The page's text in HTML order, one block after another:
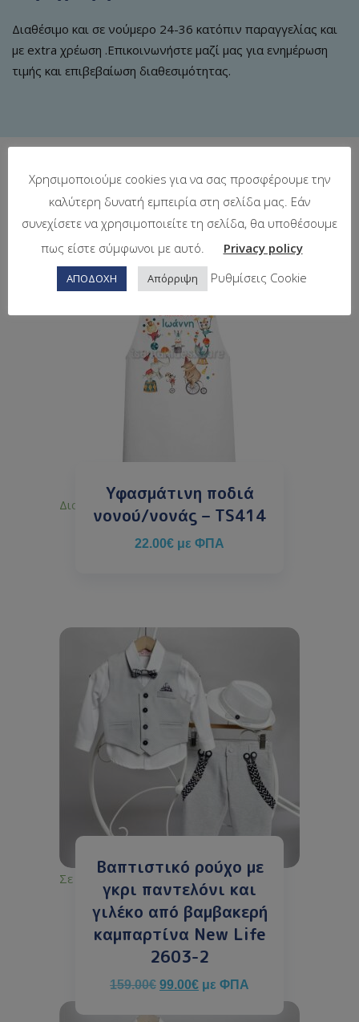
Διαθέσιμο και σε νούμερο 24-36 κατόπιν παραγγελίας και
με extra χρέωση .Επικοινωνήστε μαζί μας για ενημέρωση
τιμής και επιβεβαίωση διαθεσιμότητας.
Σχετικά προϊόντα
Υφασμάτινη ποδιά
νονού/νονάς – TS414
22.00€ με ΦΠΑ
Διαθέσιμο κατόπιν παραγγελίας
Βαπτιστικό ρούχο με
γκρι παντελόνι και
γιλέκο από βαμβακερή
καμπαρτίνα New Life
2603-2
159.00€ 99.00€ με ΦΠΑ
Σε απόθεμα
Χρησιμοποιούμε cookies για να σας προσφέρουμε την
καλύτερη δυνατή εμπειρία στη σελίδα μας. Εάν
συνεχίσετε να χρησιμοποιείτε τη σελίδα, θα υποθέσουμε
πως είστε σύμφωνοι με αυτό.
Privacy policy
ΑΠΟΔΟΧΗ Απόρριψη Ρυθμίσεις Cookie